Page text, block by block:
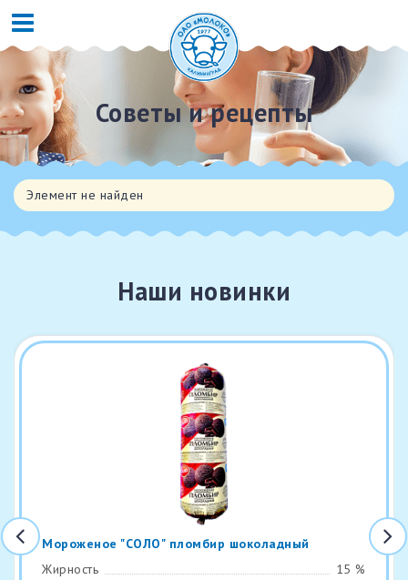
Советы и рецепты
Элемент не найден
Наши новинки
Мороженое "СОЛО" пломбир шоколадный
Жирность
15 %